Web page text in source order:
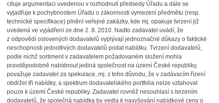
cituje argumentaci uvedenou v rozhodnutí předsedy Úřadu a dále se
vyjadřuje k pochybnostem Úřadu o zákonnosti vymezení předmětu (resp.
technické specifikace) plnění veřejné zakázky, kde mj. opakuje tvrzení již
uvedená ve vyjádření ze dne 2. 8. 2010. Nadto zadavatel uvádí, že
z odpovědí oslovených dodavatelů vyplývají jednoznačné důkazy o faktické
neschopnosti jednotlivých dodavatelů podat nabídku. Tvrzení dodavatelů,
podle nichž sortiment v zadavatelem požadovaném složení mohla
pravděpodobně nabídnout jediná společnost na území České republiky,
považuje zadavatel za spekulace, mj. z toho důvodu, že v zadávacím řízení
obdržel tři nabídky, a spektrum dodavatelského portfolia nelze vztahovat
pouze k území České republiky. Zadavatel rovněž nesouhlasí s tvrzením
dodavatelů, že společná nabídka by vedla k navyšování nabídkové ceny o